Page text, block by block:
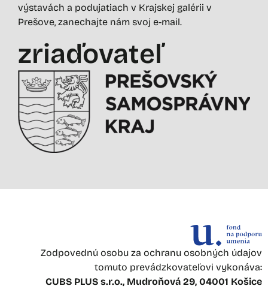
výstavách a podujatiach v Krajskej galérii v
Prešove, zanechajte nám svoj e-mail.
zriaďovateľ
Zodpovednú osobu za ochranu osobných údajov
tomuto prevádzkovateľovi vykonáva:
CUBS PLUS s.r.o., Mudroňová 29, 04001 Košice